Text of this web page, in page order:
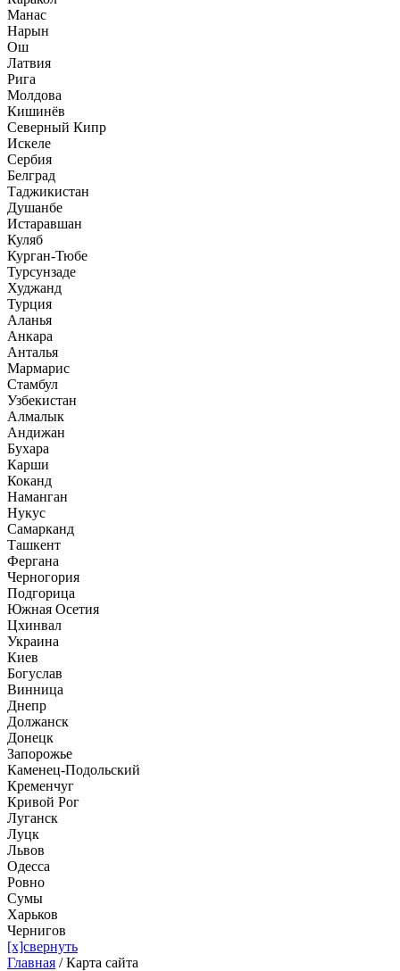
Манас
Нарын
Ош
Латвия
Рига
Молдова
Кишинёв
Северный Кипр
Искеле
Сербия
Белград
Таджикистан
Душанбе
Истаравшан
Куляб
Курган-Тюбе
Турсунзаде
Худжанд
Турция
Аланья
Анкара
Анталья
Мармарис
Стамбул
Узбекистан
Алмалык
Андижан
Бухара
Карши
Коканд
Наманган
Нукус
Самарканд
Ташкент
Фергана
Черногория
Подгорица
Южная Осетия
Цхинвал
Украина
Киев
Богуслав
Винница
Днепр
Должанск
Донецк
Запорожье
Каменец-Подольский
Кременчуг
Кривой Рог
Луганск
Луцк
Львов
Одесса
Ровно
Сумы
Харьков
Чернигов
[x]свернуть
Главная /Карта сайта